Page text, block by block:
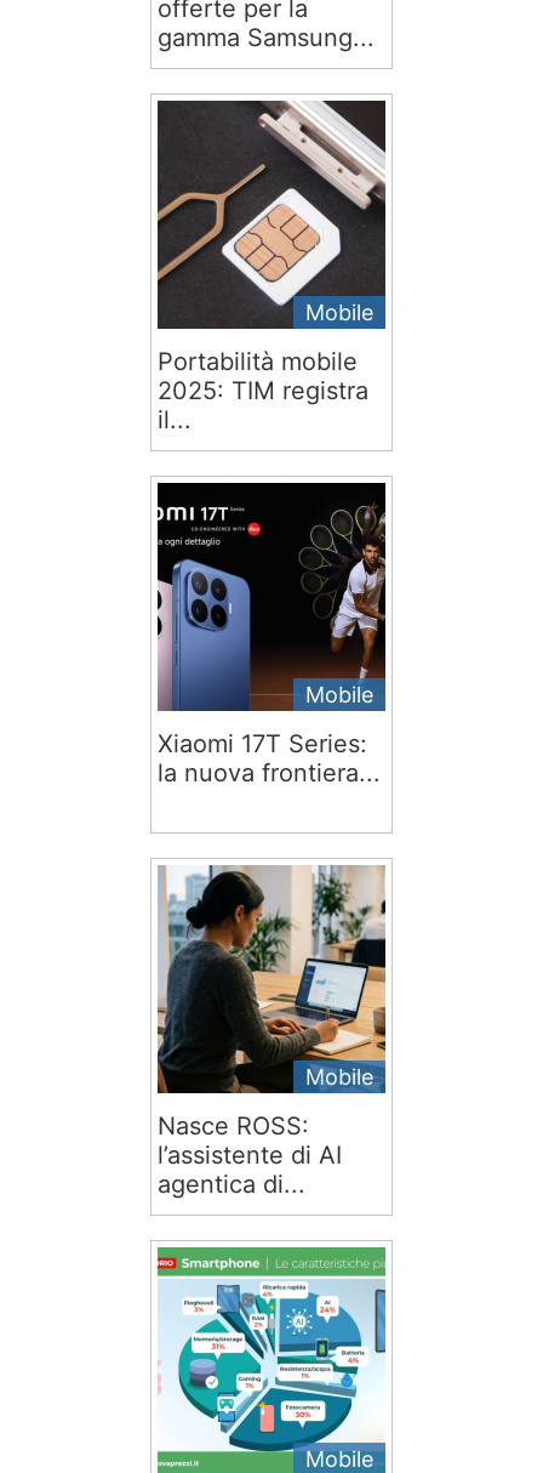
offerte per la
gamma Samsung...
Mobile
Portabilità mobile
2025: TIM registra
il...
Mobile
Xiaomi 17T Series:
la nuova frontiera...
Mobile
Nasce ROSS:
l’assistente di AI
agentica di...
Mobile